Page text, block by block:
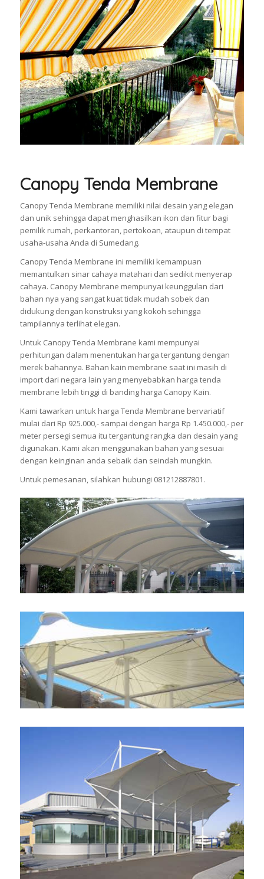
Canopy Tenda Membrane
Canopy Tenda Membrane memiliki nilai desain yang elegan
dan unik sehingga dapat menghasilkan ikon dan fitur bagi
pemilik rumah, perkantoran, pertokoan, ataupun di tempat
usaha-usaha Anda di Sumedang.
Canopy Tenda Membrane ini memiliki kemampuan
memantulkan sinar cahaya matahari dan sedikit menyerap
cahaya. Canopy Membrane mempunyai keunggulan dari
bahan nya yang sangat kuat tidak mudah sobek dan
didukung dengan konstruksi yang kokoh sehingga
tampilannya terlihat elegan.
Untuk Canopy Tenda Membrane kami mempunyai
perhitungan dalam menentukan harga tergantung dengan
merek bahannya. Bahan kain membrane saat ini masih di
import dari negara lain yang menyebabkan harga tenda
membrane lebih tinggi di banding harga Canopy Kain.
Kami tawarkan untuk harga Tenda Membrane bervariatif
mulai dari Rp 925.000,- sampai dengan harga Rp 1.450.000,- per
meter persegi semua itu tergantung rangka dan desain yang
digunakan. Kami akan menggunakan bahan yang sesuai
dengan keinginan anda sebaik dan seindah mungkin.
Untuk pemesanan, silahkan hubungi 081212887801.